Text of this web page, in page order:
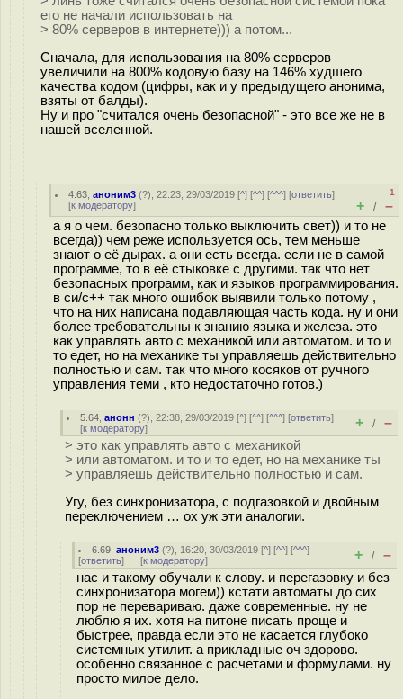
его не начали использовать на
> 80% серверов в интернете))) а потом...
Сначала, для использования на 80% серверов
увеличили на 800% кодовую базу на 146% худшего
качества кодом (цифры, как и у предыдущего анонима,
взяты от балды).
Ну и про "считался очень безопасной" - это все же не в
нашей вселенной.
4.63 ,аноним3 (?), 22:23, 29/03/2019 [^] [^^] [^^^] [ответить]
[к модератору]
–1
+ / –
а я о чем. безопасно только выключить свет)) и то не
всегда)) чем реже используется ось, тем меньше
знают о её дырах. а они есть всегда. если не в самой
программе, то в её стыковке с другими. так что нет
безопасных программ, как и языков программирования.
в си/с++ так много ошибок выявили только потому ,
что на них написана подавляющая часть кода. ну и они
более требовательны к знанию языка и железа. это
как управлять авто с механикой или автоматом. и то и
то едет, но на механике ты управляешь действительно
полностью и сам. так что много косяков от ручного
управления теми , кто недостаточно готов.)
5.64 ,анонн (?), 22:38, 29/03/2019 [^] [^^] [^^^] [ответить]
[к модератору] + / –
> это как управлять авто с механикой
> или автоматом. и то и то едет, но на механике ты
> управляешь действительно полностью и сам.
Угу, без синхронизатора, с подгазовкой и двойным
переключением … ох уж эти аналогии.
6.69 ,аноним3 (?), 16:20, 30/03/2019 [^] [^^] [^^^]
[ответить] [к модератору] + / –
нас и такому обучали к слову. и перегазовку и без
синхронизатора могем)) кстати автоматы до сих
пор не перевариваю. даже современные. ну не
люблю я их. хотя на питоне писать проще и
быстрее, правда если это не касается глубоко
системных утилит. а прикладные оч здорово.
особенно связанное с расчетами и формулами. ну
просто милое дело.